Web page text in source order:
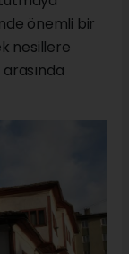
önemli bir
nesillere